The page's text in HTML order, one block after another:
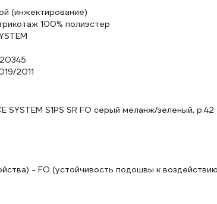
(инжектирование)
100% полиэстер
2011
SYSTEM S1PS SR FO серый меланж/зеленый, р.42
- FO (устойчивость подошвы к воздействию